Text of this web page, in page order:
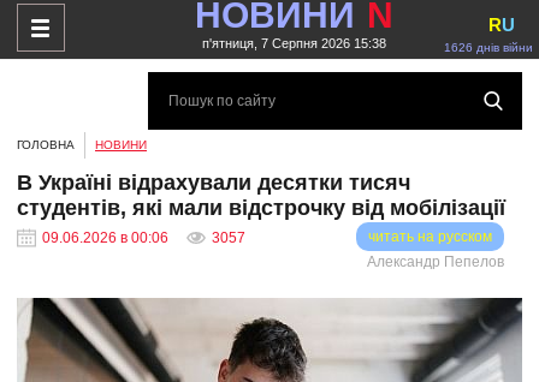
НОВИНИ N
п'ятниця, 7 Серпня 2026 15:38 1626 днів війни
RU
ГОЛОВНА НОВИНИ
В Україні відрахували десятки тисяч
студентів, які мали відстрочку від мобілізації
09.06.2026 в 00:06 3057
читать на русском
Александр Пепелов